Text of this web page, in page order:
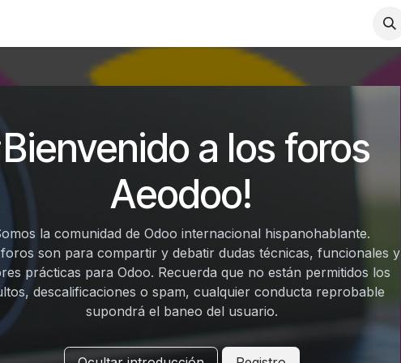
a los foros
Aeodoo!
la comunidad de Odoo internacional hispanohablante.
son para compartir y debatir dudas técnicas, funcionales y
prácticas para Odoo. Recuerda que no están permitidos los
descalificaciones o spam, cualquier conducta reprobable
supondrá el baneo del usuario.